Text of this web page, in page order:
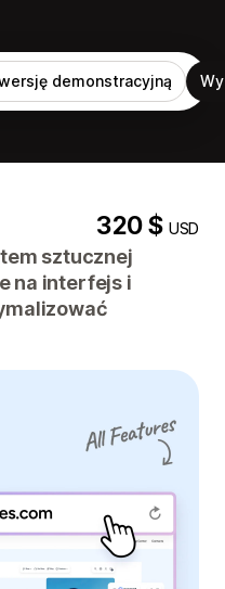
demonstracyjną
320 $USD
sztucznej
na interfejs i